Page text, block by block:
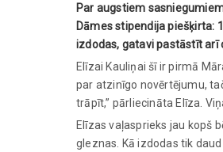
Par augstiem
Dāmes stipendija piešķirta:
izdodas, gatavi pastāstīt arī
Elīzai Kauliņai šī ir pirmā
par atzinīgo novērtējumu,
trāpīt,” pārliecināta Elīza.
Elīzas vaļasprieks jau kopš
gleznas. Kā izdodas tik